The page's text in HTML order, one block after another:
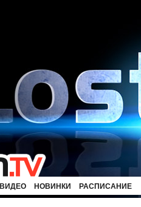
ВИДЕО НОВИНКИ РАСПИСАНИЕ